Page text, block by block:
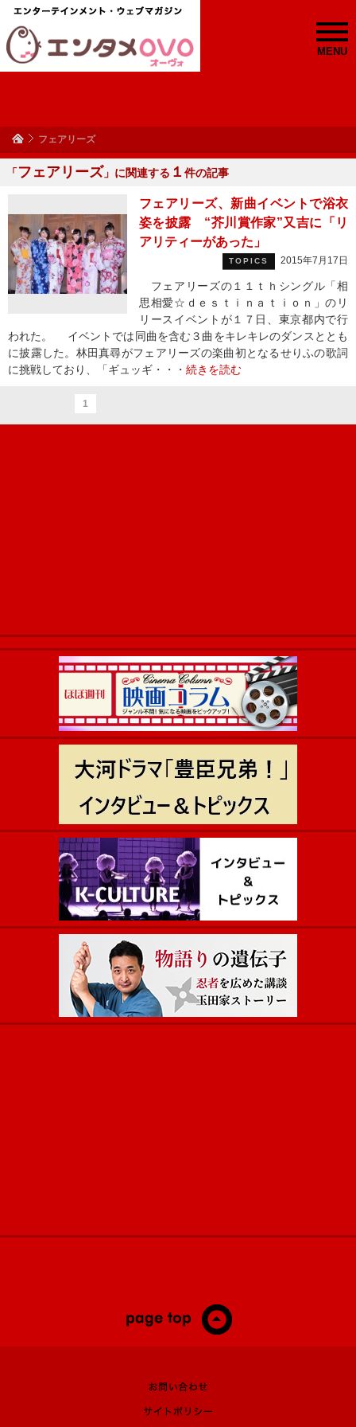
MENU
フェアリーズ
「フェアリーズ 」に関連する １ 件の記事
フェアリーズ、新曲イベントで浴衣
姿を披露 “芥川賞作家”又吉に「リ
アリティーがあった」
TOPICS 2015年7月17日
フェアリーズの１１ｔｈシングル「相
思相愛☆ｄｅｓｔｉｎａｔｉｏｎ」のリ
リースイベントが１７日、東京都内で行
われた。 イベントでは同曲を含む３曲をキレキレのダンスととも
に披露した。林田真尋がフェアリーズの楽曲初となるせりふの歌詞
に挑戦しており、「ギュッギ・・・ 続きを読む
1